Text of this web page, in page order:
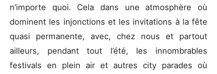
n’importe quoi. Cela dans une atmosphère où
dominent les injonctions et les invitations à la fête
quasi permanente, avec, chez nous et partout
ailleurs, pendant tout l’été, les innombrables
festivals en plein air et autres city parades où